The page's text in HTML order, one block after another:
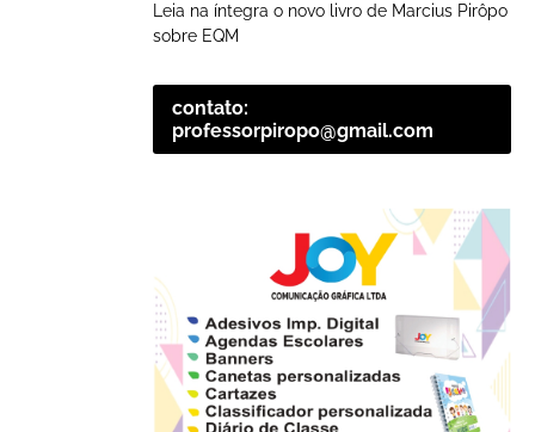
Leia na íntegra o novo livro de Marcius Pirôpo
sobre EQM
contato:
professorpiropo@gmail.com